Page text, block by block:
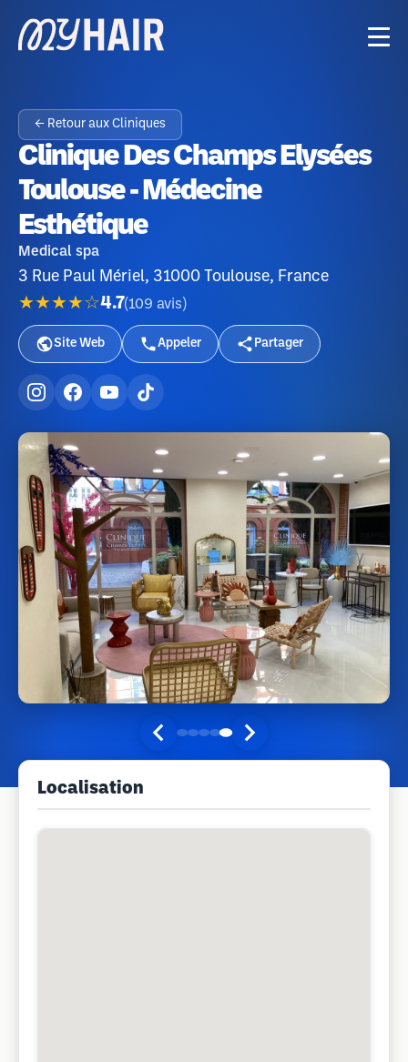
← Retour aux Cliniques
Clinique Des Champs Elysées
Toulouse - Médecine
Esthétique
Medical spa
3 Rue Paul Mériel, 31000 Toulouse, France
★★★★☆4.7(109 avis )
Site Web Appeler Partager
Localisation